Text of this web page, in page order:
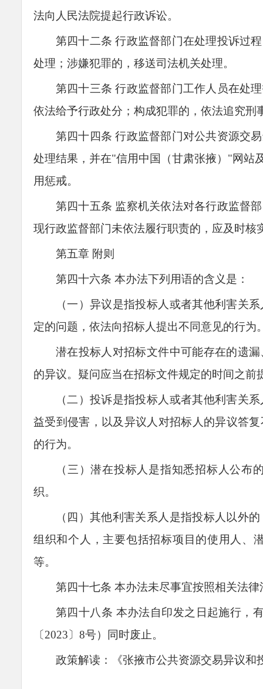
法向人民法院提起行政诉讼。
第四十二条 行政监督部门在处理投诉过
处理；涉嫌犯罪的，移送司法机关处理。
第四十三条 行政监督部门工作人员在处
依法给予行政处分；构成犯罪的，依法追究刑
第四十四条 行政监督部门对公共资源交
处理结果，并在"信用中国（甘肃张掖）"网站
用惩戒。
第四十五条 监察机关依法对各行政监督
现行政监督部门未依法履行职责的，应及时
第五章 附则
第四十六条 本办法下列用语的含义是 ：
（一）异议是指投标人或者其他利害关
定的问题，依法向招标人提出不同意见的行为
潜在投标人对招标文件中可能存在的遗
的异议。疑问应当在招标文件规定的时间之前
（二）投诉是指投标人或者其他利害关
益受到侵害，以及异议人对招标人的异议答
的行为。
（三）潜在投标人是指知悉招标人公
织。
（四）其他利害关系人是指投标人以外
组织和个人，主要包括招标项目的使用人、
等。
第四十七条 本办法未尽事宜按照相关法律
第四十八条 本办法自印发之日 起施行，
〔2023〕8号）同时废止。
政策解读： 《张掖市公共资源交易异议